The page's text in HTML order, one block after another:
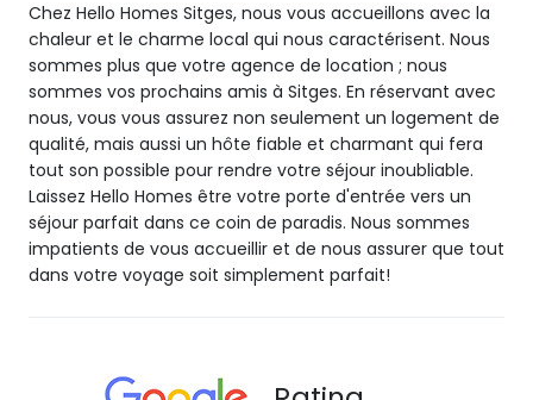
Chez Hello Homes Sitges, nous vous accueillons avec la
chaleur et le charme local qui nous caractérisent. Nous
sommes plus que votre agence de location ; nous
sommes vos prochains amis à Sitges. En réservant avec
nous, vous vous assurez non seulement un logement de
qualité, mais aussi un hôte fiable et charmant qui fera
tout son possible pour rendre votre séjour inoubliable.
Laissez Hello Homes être votre porte d'entrée vers un
séjour parfait dans ce coin de paradis. Nous sommes
impatients de vous accueillir et de nous assurer que tout
dans votre voyage soit simplement parfait!